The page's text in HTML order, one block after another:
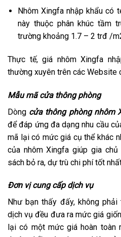
Nhôm Xingfa nhập khẩu có
này thuộc phân khúc tầm
trường khoảng 1.7 – 2 trđ /
Thực tế, giá nhôm Xingfa
thường xuyên trên các Website
Mẫu mã cửa thông phòng
Dòng cửa thông phòng nhôm
để đáp ứng đa dạng nhu cầu
mã lại có mức giá cụ thể khác
của nhôm Xingfa giúp gia
sách bỏ ra, dự trù chi phí tốt
Đơn vị cung cấp dịch vụ
Như bạn thấy đấy, không
dịch vụ đều đưa ra mức giá
lại có một mức giá hoàn toàn